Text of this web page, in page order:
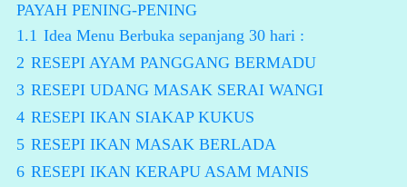
PAYAH PENING-PENING
1.1 Idea Menu Berbuka sepanjang 30 hari :
2 RESEPI AYAM PANGGANG BERMADU
3 RESEPI UDANG MASAK SERAI WANGI
4 RESEPI IKAN SIAKAP KUKUS
5 RESEPI IKAN MASAK BERLADA
6 RESEPI IKAN KERAPU ASAM MANIS